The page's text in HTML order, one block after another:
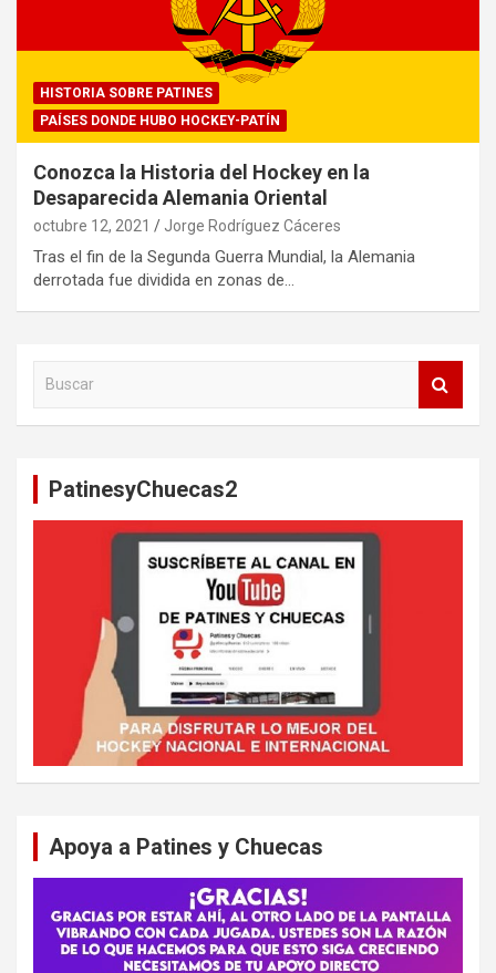
HISTORIA SOBRE PATINES
PAÍSES DONDE HUBO HOCKEY-PATÍN
Conozca la Historia del Hockey en la
Desaparecida Alemania Oriental
octubre 12, 2021 Jorge Rodríguez Cáceres
Tras el fin de la Segunda Guerra Mundial, la Alemania
derrotada fue dividida en zonas de…
PatinesyChuecas2
Apoya a Patines y Chuecas